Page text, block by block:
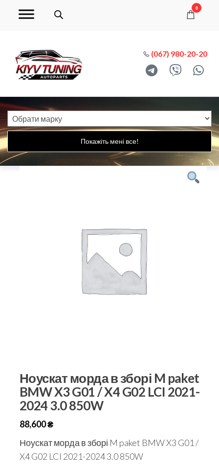
0
(067) 980-20-20
Покажіть мені все!
Ноускат морда в зборі M paket
BMW X3 G01 / X4 G02 LCI 2021-
2024 3.0 850W
88,600₴
Ноускат морда в зборі M paket BMW X3 G01 /
X4 G02 LCI 2021-2024 3.0 850W